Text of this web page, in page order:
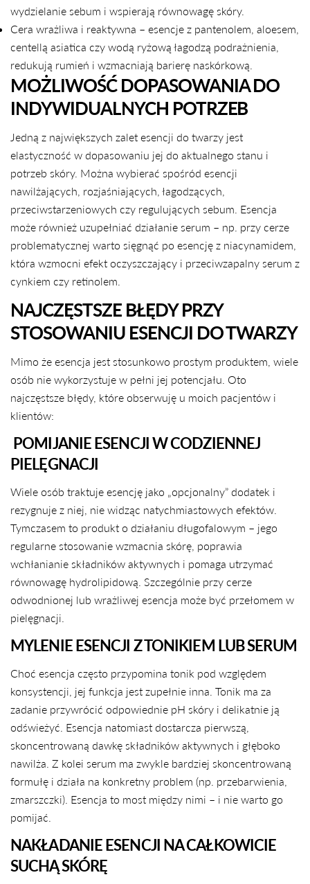
wydzielanie sebum i wspierają równowagę skóry.
Cera wrażliwa i reaktywna – esencje z pantenolem, aloesem,
centellą asiatica czy wodą ryżową łagodzą podrażnienia,
redukują rumień i wzmacniają barierę naskórkową.
MOŻLIWOŚĆ DOPASOWANIA DO
INDYWIDUALNYCH POTRZEB
Jedną z największych zalet esencji do twarzy jest
elastyczność w dopasowaniu jej do aktualnego stanu i
potrzeb skóry. Można wybierać spośród esencji
nawilżających, rozjaśniających, łagodzących,
przeciwstarzeniowych czy regulujących sebum. Esencja
może również uzupełniać działanie serum – np. przy cerze
problematycznej warto sięgnąć po esencję z niacynamidem,
która wzmocni efekt oczyszczający i przeciwzapalny serum z
cynkiem czy retinolem.
NAJCZĘSTSZE BŁĘDY PRZY
STOSOWANIU ESENCJI DO TWARZY
Mimo że esencja jest stosunkowo prostym produktem, wiele
osób nie wykorzystuje w pełni jej potencjału. Oto
najczęstsze błędy, które obserwuję u moich pacjentów i
klientów:
POMIJANIE ESENCJI W CODZIENNEJ
PIELĘGNACJI
Wiele osób traktuje esencję jako „opcjonalny” dodatek i
rezygnuje z niej, nie widząc natychmiastowych efektów.
Tymczasem to produkt o działaniu długofalowym – jego
regularne stosowanie wzmacnia skórę, poprawia
wchłanianie składników aktywnych i pomaga utrzymać
równowagę hydrolipidową. Szczególnie przy cerze
odwodnionej lub wrażliwej esencja może być przełomem w
pielęgnacji.
MYLENIE ESENCJI Z TONIKIEM LUB SERUM
Choć esencja często przypomina tonik pod względem
konsystencji, jej funkcja jest zupełnie inna. Tonik ma za
zadanie przywrócić odpowiednie pH skóry i delikatnie ją
odświeżyć. Esencja natomiast dostarcza pierwszą,
skoncentrowaną dawkę składników aktywnych i głęboko
nawilża. Z kolei serum ma zwykle bardziej skoncentrowaną
formułę i działa na konkretny problem (np. przebarwienia,
zmarszczki). Esencja to most między nimi – i nie warto go
pomijać.
NAKŁADANIE ESENCJI NA CAŁKOWICIE
SUCHĄ SKÓRĘ